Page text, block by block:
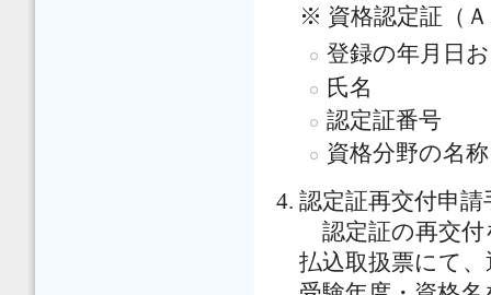
※ 資格認定証（
登録の年月日
氏名
認定証番号
資格分野の名称
認定証再交付申
認定証の再交付
払込取扱票にて